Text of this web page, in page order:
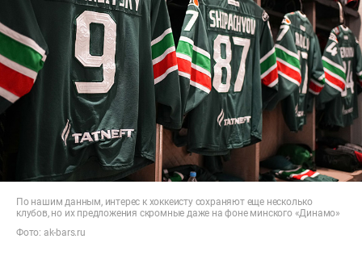
По нашим данным, интерес к хоккеисту сохраняют еще несколько
клубов, но их предложения скромные даже на фоне минского «Динамо»
Фото: ak-bars.ru